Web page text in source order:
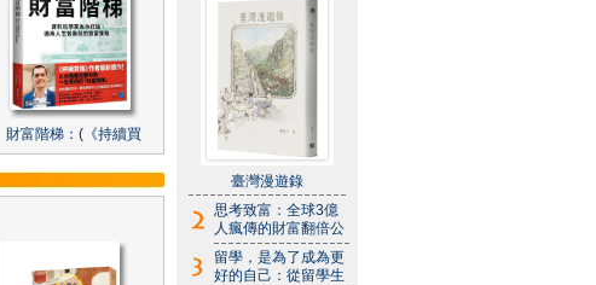
財富階梯：(《持續買
臺灣漫遊錄
思考致富：全球3億
人瘋傳的財富翻倍公
留學，是為了成為更
好的自己：從留學生